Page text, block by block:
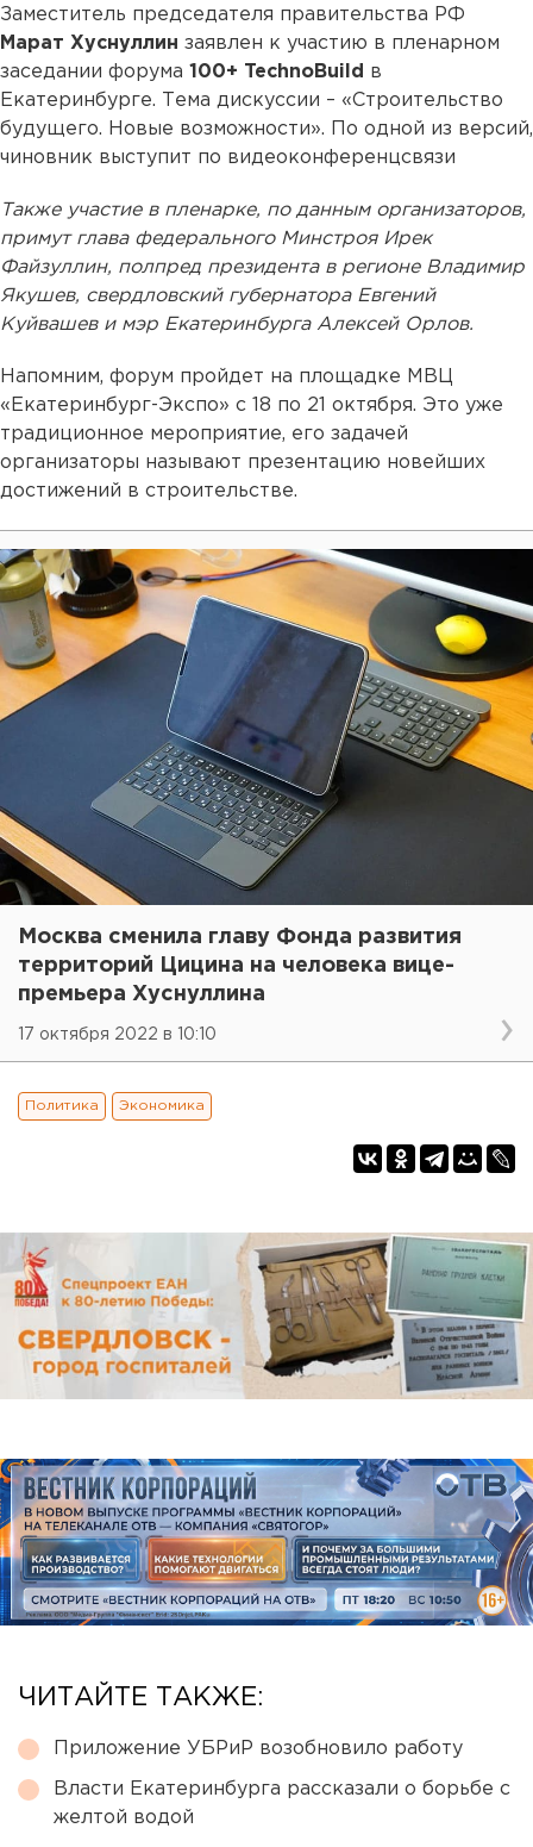
Заместитель председателя правительства РФ
Марат Хуснуллин заявлен к участию в пленарном
заседании форума 100+ TechnoBuild в
Екатеринбурге. Тема дискуссии – «Строительство
будущего. Новые возможности». По одной из версий,
чиновник выступит по видеоконференцсвязи
Также участие в пленарке, по данным организаторов,
примут глава федерального Минстроя Ирек
Файзуллин, полпред президента в регионе Владимир
Якушев, свердловский губернатора Евгений
Куйвашев и мэр Екатеринбурга Алексей Орлов.
Напомним, форум пройдет на площадке МВЦ
«Екатеринбург-Экспо» с 18 по 21 октября. Это уже
традиционное мероприятие, его задачей
организаторы называют презентацию новейших
достижений в строительстве.
Москва сменила главу Фонда развития
территорий Цицина на человека вице-
премьера Хуснуллина
17 октября 2022 в 10:10
Политика Экономика
ЧИТАЙТЕ ТАКЖЕ:
Приложение УБРиР возобновило работу
Власти Екатеринбурга рассказали о борьбе с
желтой водой